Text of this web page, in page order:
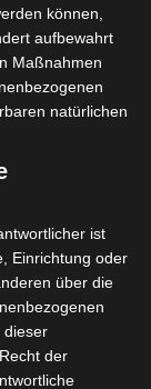
können,
aufbewahrt
Maßnahmen
natürlichen
ist
Einrichtung oder
über die
dieser
der